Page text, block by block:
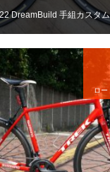
DreamBuild 手組カスタム
ロー